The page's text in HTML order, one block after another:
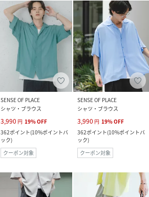
SENSE OF PLACE
シャツ・ブラウス
3,990 円 19%OFF
362ポイント(10%ポイントバ
ック)
クーポン対象
SENSE OF PLACE
シャツ・ブラウス
3,990 円 19%OFF
362ポイント(10%ポイントバ
ック)
クーポン対象